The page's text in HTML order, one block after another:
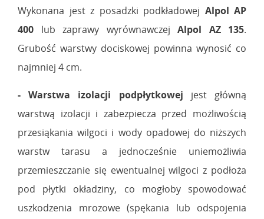
Wykonana jest z posadzki podkładowej Alpol AP
400 lub zaprawy wyrównawczej Alpol AZ 135.
Grubość warstwy dociskowej powinna wynosić co
najmniej 4 cm.
-Warstwa izolacji podpłytkowej jest główną
warstwą izolacji i zabezpiecza przed możliwością
przesiąkania wilgoci i wody opadowej do niższych
warstw tarasu a jednocześnie uniemożliwia
przemieszczanie się ewentualnej wilgoci z podłoża
pod płytki okładziny, co mogłoby spowodować
uszkodzenia mrozowe (spękania lub odspojenia